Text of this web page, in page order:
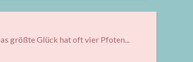
größte Glück hat oft vier Pfoten...